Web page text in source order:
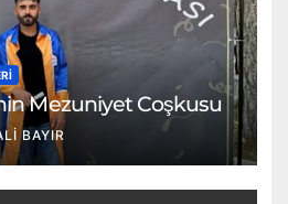
Mezuniyet Coşkusu
BAYIR